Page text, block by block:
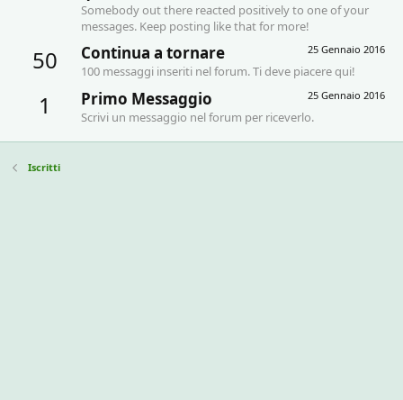
Somebody out there reacted positively to one of your
messages. Keep posting like that for more!
50 25 Gennaio 2016
Continua a tornare
100 messaggi inseriti nel forum. Ti deve piacere qui!
1 25 Gennaio 2016
Primo Messaggio
Scrivi un messaggio nel forum per riceverlo.
Iscritti